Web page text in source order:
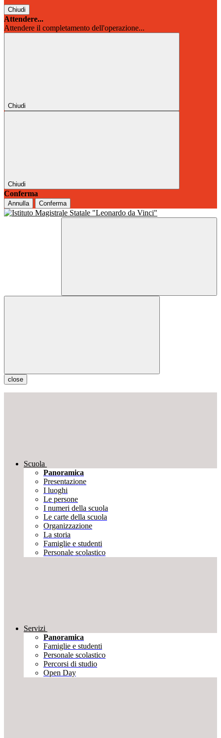
Chiudi
Attendere...
Attendere il completamento dell'operazione...
Chiudi
Chiudi
Conferma
Annulla Conferma
close
Scuola
Panoramica
Presentazione
I luoghi
Le persone
I numeri della scuola
Le carte della scuola
Organizzazione
La storia
Famiglie e studenti
Personale scolastico
Servizi
Panoramica
Famiglie e studenti
Personale scolastico
Percorsi di studio
Open Day